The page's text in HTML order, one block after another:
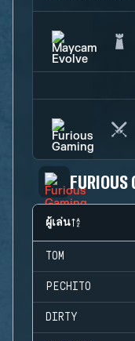
ผู้เล่น
TOM
PECHITO
DIRTY